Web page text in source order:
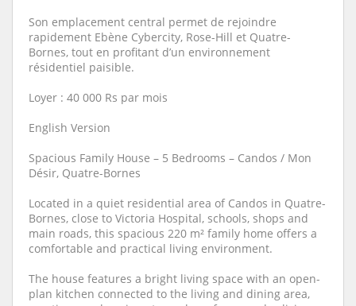
Son emplacement central permet de rejoindre
rapidement Ebène Cybercity, Rose-Hill et Quatre-
Bornes, tout en profitant d’un environnement
résidentiel paisible.
Loyer : 40 000 Rs par mois
English Version
Spacious Family House – 5 Bedrooms – Candos / Mon
Désir, Quatre-Bornes
Located in a quiet residential area of Candos in Quatre-
Bornes, close to Victoria Hospital, schools, shops and
main roads, this spacious 220 m² family home offers a
comfortable and practical living environment.
The house features a bright living space with an open-
plan kitchen connected to the living and dining area,